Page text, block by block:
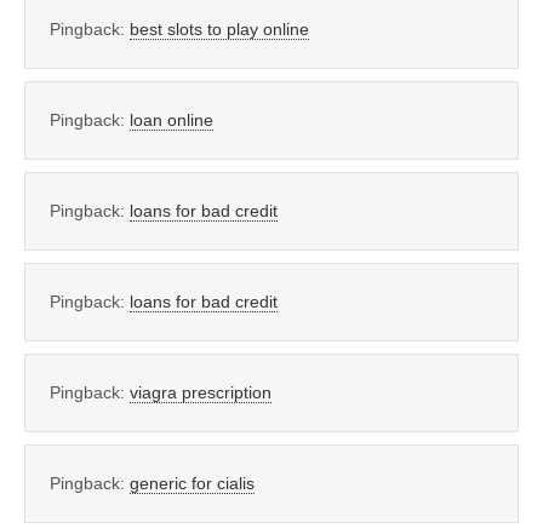
Pingback: best slots to play online
Pingback: loan online
Pingback: loans for bad credit
Pingback: loans for bad credit
Pingback: viagra prescription
Pingback: generic for cialis